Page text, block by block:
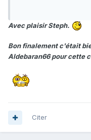
Merci , bonne soirée
Avec plaisir Steph.
Bon finalement c'était
Aldebaran66 pour cette
Citer